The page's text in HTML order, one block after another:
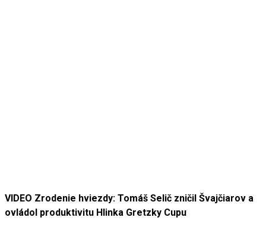
VIDEO Zrodenie hviezdy: Tomáš Selič zničil Švajčiarov a
ovládol produktivitu Hlinka Gretzky Cupu